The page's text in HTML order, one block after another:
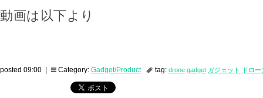
動画は以下より
posted 09:00 | Category: Gadget/Product tag: drone gadget ガジェット ドロー